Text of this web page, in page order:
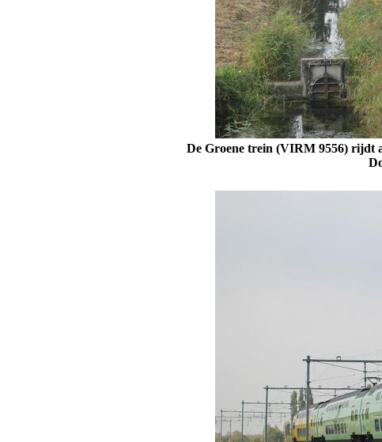
De Groene trein (VIRM 9556) rijdt